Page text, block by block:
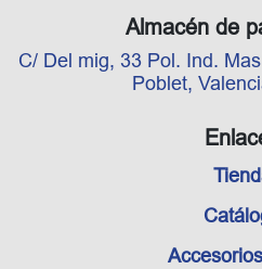
Almacén de
C/ Del mig, 33 Pol. Ind.
Poblet,